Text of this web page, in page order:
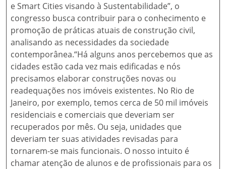
e Smart Cities visando à Sustentabilidade”, o
congresso busca contribuir para o conhecimento e
promoção de práticas atuais de construção civil,
analisando as necessidades da sociedade
contemporânea.“Há alguns anos percebemos que as
cidades estão cada vez mais edificadas e nós
precisamos elaborar construções novas ou
readequações nos imóveis existentes. No Rio de
Janeiro, por exemplo, temos cerca de 50 mil imóveis
residenciais e comerciais que deveriam ser
recuperados por mês. Ou seja, unidades que
deveriam ter suas atividades revisadas para
tornarem-se mais funcionais. O nosso intuito é
chamar atenção de alunos e de profissionais para os